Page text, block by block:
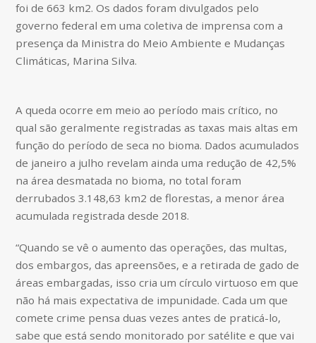
foi de 663 km2. Os dados foram divulgados pelo
governo federal em uma coletiva de imprensa com a
presença da Ministra do Meio Ambiente e Mudanças
Climáticas, Marina Silva.
A queda ocorre em meio ao período mais crítico, no
qual são geralmente registradas as taxas mais altas em
função do período de seca no bioma. Dados acumulados
de janeiro a julho revelam ainda uma redução de 42,5%
na área desmatada no bioma, no total foram
derrubados 3.148,63 km2 de florestas, a menor área
acumulada registrada desde 2018.
“Quando se vê o aumento das operações, das multas,
dos embargos, das apreensões, e a retirada de gado de
áreas embargadas, isso cria um círculo virtuoso em que
não há mais expectativa de impunidade. Cada um que
comete crime pensa duas vezes antes de praticá-lo,
sabe que está sendo monitorado por satélite e que vai